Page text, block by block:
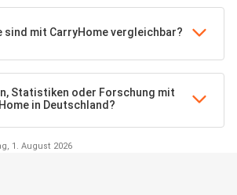
sind mit CarryHome vergleichbar?
Statistiken oder Forschung mit
in Deutschland?
1. August 2026